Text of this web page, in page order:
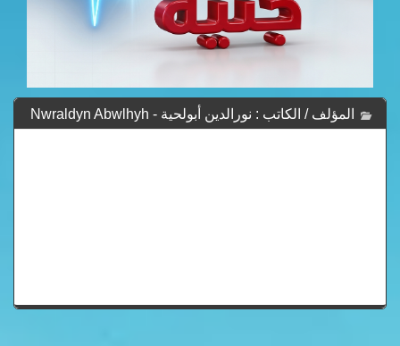
المؤلف / الكاتب : نورالدين أبولحية - Nwraldyn Abwlhyh